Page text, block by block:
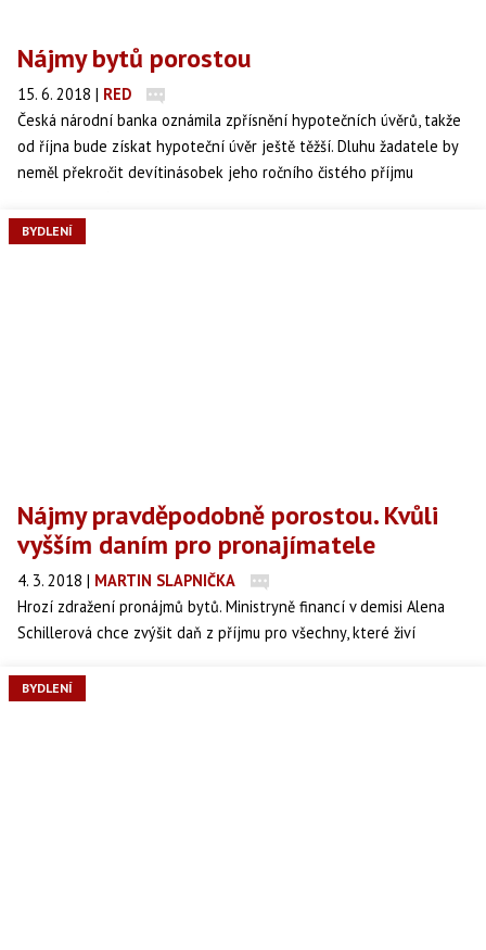
Nájmy bytů porostou
15. 6. 2018 | RED
Česká národní banka oznámila zpřísnění hypotečních úvěrů, takže
od října bude získat hypoteční úvěr ještě těžší. Dluhu žadatele by
neměl překročit devítinásobek jeho ročního čistého příjmu
maximálně 45 procent svého měsíčního čistého příjmu (ukazatel
DSTI). Říkáte si, že se vás zpřísnění hypoték netýká, protože se
BYDLENÍ
Nájmy pravděpodobně porostou. Kvůli
vyšším daním pro pronajímatele
4. 3. 2018 | MARTIN SLAPNIČKA
Hrozí zdražení pronájmů bytů. Ministryně financí v demisi Alena
Schillerová chce zvýšit daň z příjmu pro všechny, které živí
zvyšování pronájmů. Pronajímatelé by totiž pravděpodobně vyšší
BYDLENÍ